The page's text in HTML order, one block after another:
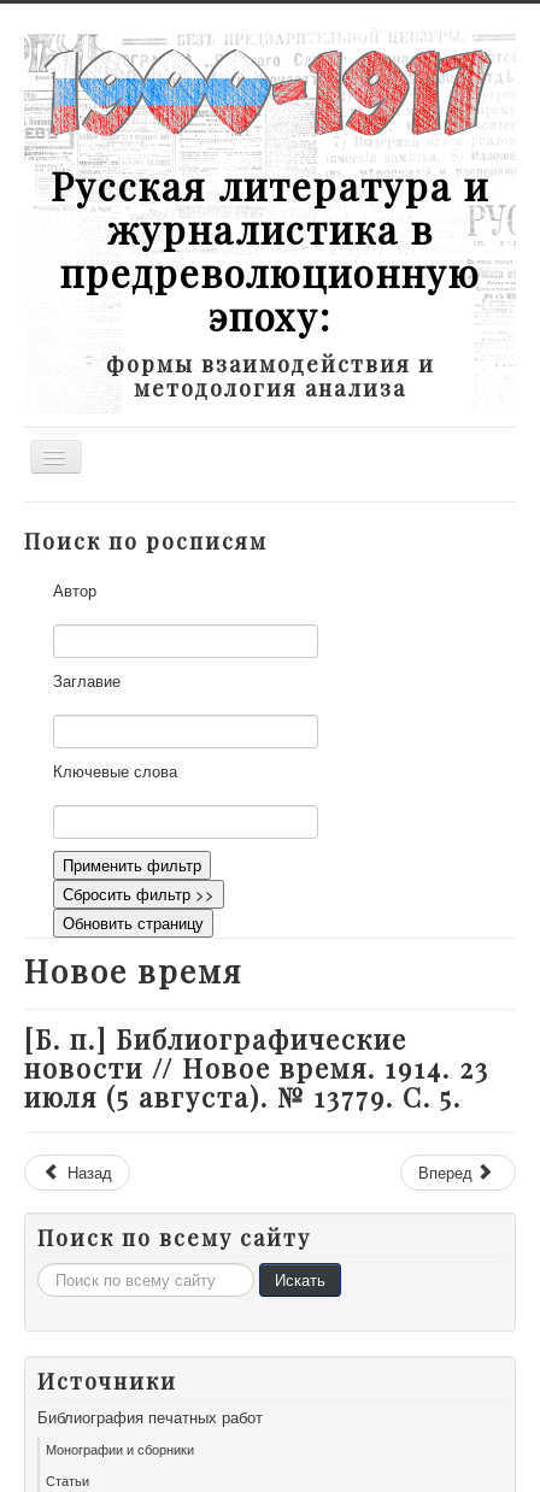
Русская литература и
журналистика в
предреволюционную
эпоху:
формы взаимодействия и
методология анализа
Toggle
Участники
Научная работа
Как работать с сайтом
Контакты
Поиск по росписям
Автор
Заглавие
Ключевые слова
Применить фильтр
Сбросить фильтр >>
Обновить страницу
Новое время
[Б. п.] Библиографические
новости // Новое время. 1914. 23
июля (5 августа). № 13779. С. 5.
Назад Вперед
Поиск по всему сайту
Искать... Искать
Источники
Библиография печатных работ
Монографии и сборники
Статьи